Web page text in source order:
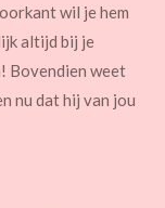
wil je hem
altijd bij je
Bovendien weet
nu dat hij van jou